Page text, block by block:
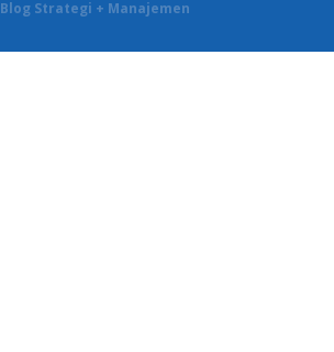
Strategi + Manajemen